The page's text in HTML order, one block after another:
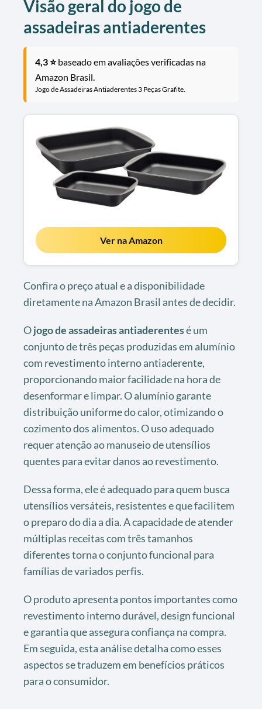
Visão geral do jogo de
assadeiras antiaderentes
4,3 ⭐baseado em avaliações verificadas na
Amazon Brasil.
Jogo de Assadeiras Antiaderentes 3 Peças Grafite.
Ver na Amazon
Confira o preço atual e a disponibilidade
diretamente na Amazon Brasil antes de decidir.
Ojogo de assadeiras antiaderentesé um
conjunto de três peças produzidas em alumínio
com revestimento interno antiaderente,
proporcionando maior facilidade na hora de
desenformar e limpar. O alumínio garante
distribuição uniforme do calor, otimizando o
cozimento dos alimentos. O uso adequado
requer atenção ao manuseio de utensílios
quentes para evitar danos ao revestimento.
Dessa forma, ele é adequado para quem busca
utensílios versáteis, resistentes e que facilitem
o preparo do dia a dia. A capacidade de atender
múltiplas receitas com três tamanhos
diferentes torna o conjunto funcional para
famílias de variados perfis.
O produto apresenta pontos importantes como
revestimento interno durável, design funcional
e garantia que assegura confiança na compra.
Em seguida, esta análise detalha como esses
aspectos se traduzem em benefícios práticos
para o consumidor.